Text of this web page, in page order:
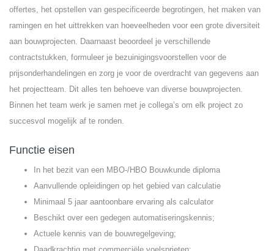
offertes, het opstellen van gespecificeerde begrotingen, het maken van
ramingen en het uittrekken van hoeveelheden voor een grote diversiteit
aan bouwprojecten. Daarnaast beoordeel je verschillende
contractstukken, formuleer je bezuinigingsvoorstellen voor de
prijsonderhandelingen en zorg je voor de overdracht van gegevens aan
het projectteam. Dit alles ten behoeve van diverse bouwprojecten.
Binnen het team werk je samen met je collega’s om elk project zo
succesvol mogelijk af te ronden.
Functie eisen
In het bezit van een MBO-/HBO Bouwkunde diploma
Aanvullende opleidingen op het gebied van calculatie
Minimaal 5 jaar aantoonbare ervaring als calculator
Beschikt over een gedegen automatiseringskennis;
Actuele kennis van de bouwregelgeving;